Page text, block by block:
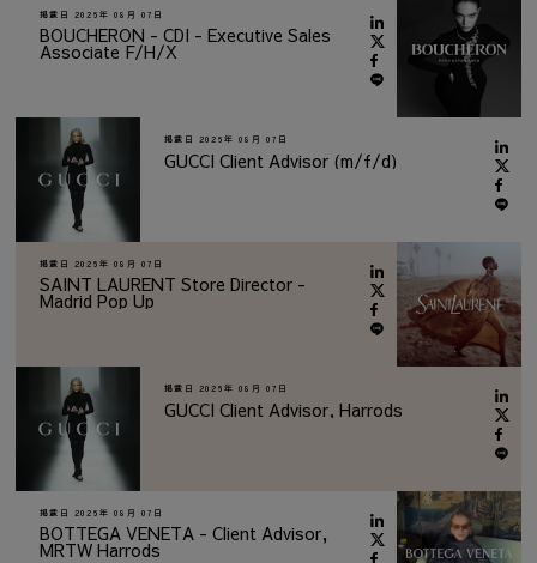
掲載日 2026年 08月 07日
BOUCHERON - CDI - Executive Sales
Associate F/H/X
掲載日 2026年 08月 07日
GUCCI Client Advisor (m/f/d)
掲載日 2026年 08月 07日
SAINT LAURENT Store Director -
Madrid Pop Up
掲載日 2026年 08月 07日
GUCCI Client Advisor, Harrods
掲載日 2026年 08月 07日
BOTTEGA VENETA - Client Advisor,
MRTW Harrods